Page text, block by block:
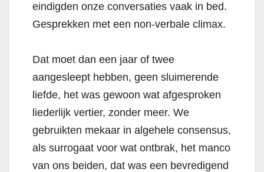
eindigden onze conversaties vaak in bed.
Gesprekken met een non-verbale climax.
Dat moet dan een jaar of twee
aangesleept hebben, geen sluimerende
liefde, het was gewoon wat afgesproken
liederlijk vertier, zonder meer. We
gebruikten mekaar in algehele consensus,
als surrogaat voor wat ontbrak, het manco
van ons beiden, dat was een bevredigend